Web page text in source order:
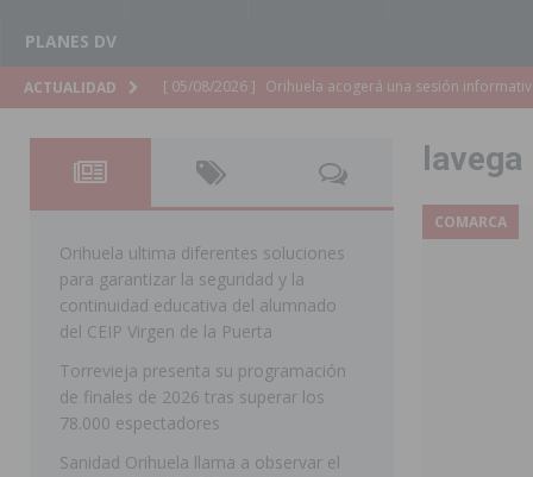
PLANES DV
ACTUALIDAD [ 05/08/2026 ] La Generalitat adjudica el contrato
[ 05/08/2026 ]
Pilar de la Horadada celebra una
DE LA HORADADA
[ 05/08/2026 ] San Miguel de Salinas acogerá el
MIGUEL DE SALINAS
[ 05/08/2026 ] Quince años compartiendo la pasión
[ 05/08/2026 ] La Guardia Civil detiene a un hombre
TORREVIEJA
lavega
COMARCA
Orihuela ultima diferentes soluciones
para garantizar la seguridad y la
continuidad educativa del alumnado
del CEIP Virgen de la Puerta
Torrevieja presenta su programación
de finales de 2026 tras superar los
78.000 espectadores
Sanidad Orihuela llama a observar el